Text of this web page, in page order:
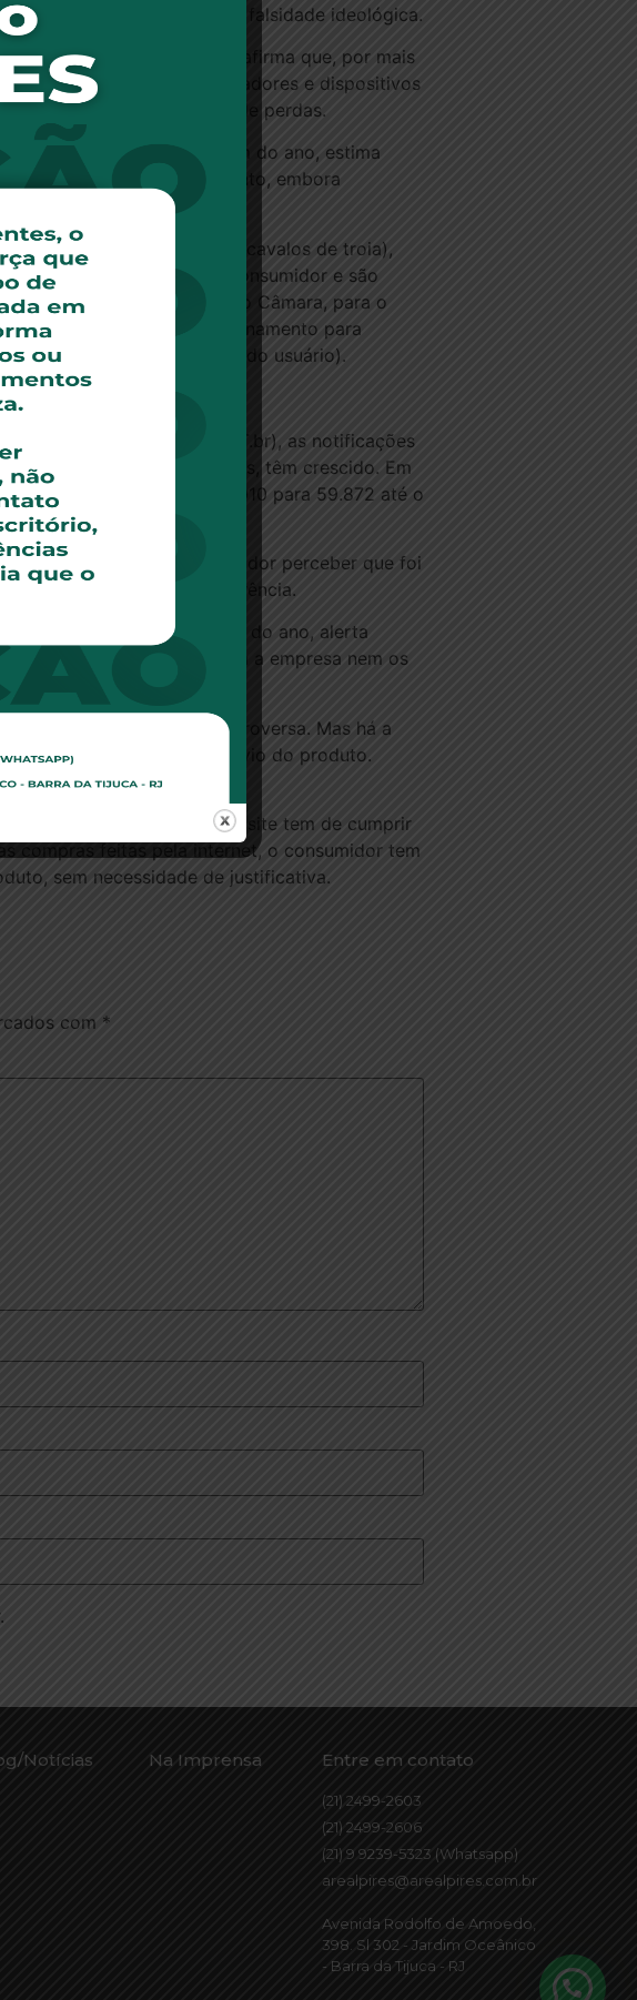
formação de quadrilha e falsidade ideológica.
de Bancos (Febraban), afirma que, por mais
protejam os computadores e dispositivos
para amenizar os riscos de perdas.
R$ 1,4 bilhão até o fim do ano, estima
da Febraban. No entanto, embora
de trojans (os chamados cavalos de troia),
no computador do consumidor e são
perdendo espaço, segundo Câmara, para o
e o pharming (direcionamento para
e extraem informações do usuário).
Segurança no Brasil (CERT.br), as notificações
de troia e páginas falsas, têm crescido. Em
saltou de 31.008 em 2010 para 59.872 até o
pela internet. Se o consumidor perceber que foi
e registrar boletim de ocorrência.
de enfrentar neste período do ano, alerta
(Idec), lembrando que nem a empresa nem os
a situação é mais controversa. Mas há a
escolhido outro meio de envio do produto.
— explica Veridiana.
de mercadorias, mas o site tem de cumprir
compras feitas pela internet, o consumidor tem
sem necessidade de justificativa.
com *
Notícias Na Imprensa Entre em contato
(21) 2499-2603
(21) 2499-2606
(21) 9 9239-5323 (Whatsapp)
arealpires@arealpires.com.br
Avenida Rodolfo de Amoedo,
398. Sl 302 - Jardim Oceânico
- Barra da Tijuca - RJ